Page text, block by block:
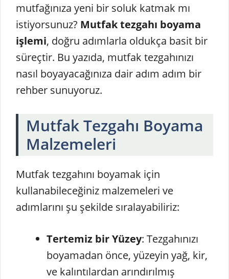
mutfağınıza yeni bir soluk katmak mı
istiyorsunuz? Mutfak tezgahı boyama
işlemi, doğru adımlarla oldukça basit bir
süreçtir. Bu yazıda, mutfak tezgahınızı
nasıl boyayacağınıza dair adım adım bir
rehber sunuyoruz.
Mutfak Tezgahı Boyama
Malzemeleri
Mutfak tezgahını boyamak için
kullanabileceğiniz malzemeleri ve
adımlarını şu şekilde sıralayabiliriz:
Tertemiz bir Yüzey: Tezgahınızı
boyamadan önce, yüzeyin yağ, kir,
ve kalıntılardan arındırılmış